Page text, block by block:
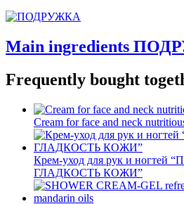
Main ingredients
Frequently bought
Cream for face and neck
Крем-уход для рук и ногтей
ГЛАДКОСТЬ КОЖИ”